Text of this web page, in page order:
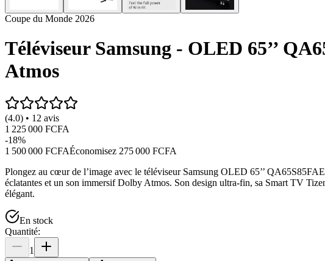
Coupe du Monde 2026
Téléviseur Samsung - OLED 65’’
Atmos
(4.0) • 12 avis
1 225 000 FCFA
-18%
1 500 000 FCFAÉconomisez 275 000 FCFA
Plongez au cœur de l’image avec le téléviseur Samsung OLED 65’’
éclatantes et un son immersif Dolby Atmos. Son design ultra-fin, sa Smart TV
élégant.
En stock
Quantité:
1